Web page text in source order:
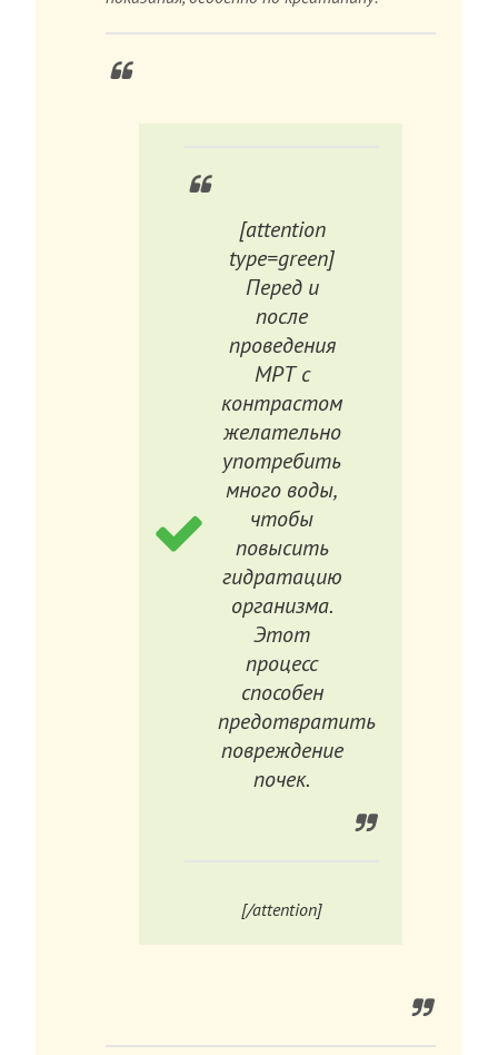
[attention
type=green]
Перед и
после
проведения
МРТ с
контрастом
желательно
употребить
много воды,
чтобы
повысить
гидратацию
организма.
Этот
процесс
способен
предотвратить
повреждение
почек.
[/attention]